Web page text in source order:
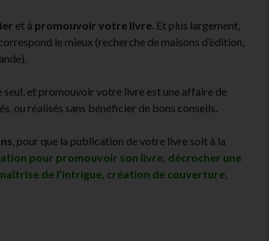
et à promouvoir votre livre . Et plus largement,
le mieux (recherche de maisons d’édition,
et promouvoir votre livre est une affaire de
ou réalisés sans bénéficier de bons conseils.
, pour que la publication de votre livre soit à la
pour promouvoir son livre, décrocher une
de l’intrigue, création de couverture,